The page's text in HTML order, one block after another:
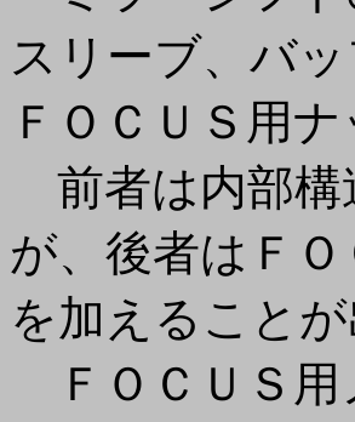
スリーブ、バ
ＦＯＣＵＳ用
前者は内部構
が、後者はＦ
を加えること
ＦＯＣＵＳ用